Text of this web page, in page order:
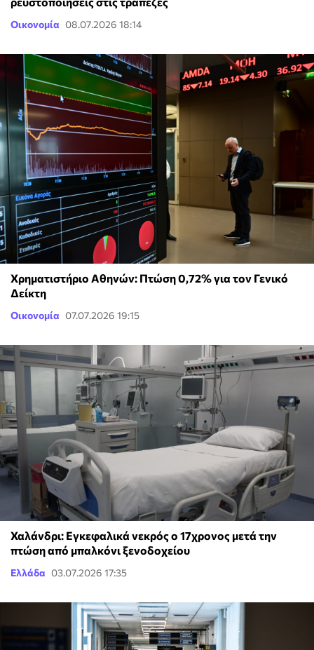
Οικονομία 08.07.2026 18:14
Χρηματιστήριο Αθηνών: Πτώση 0,72% για τον Γενικό
Δείκτη
Οικονομία 07.07.2026 19:15
Χαλάνδρι: Εγκεφαλικά νεκρός ο 17χρονος μετά την
πτώση από μπαλκόνι ξενοδοχείου
Ελλάδα 03.07.2026 17:35